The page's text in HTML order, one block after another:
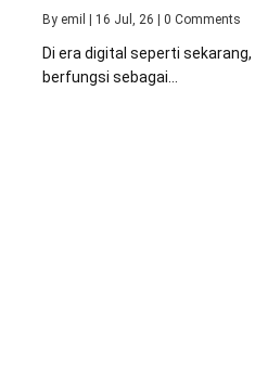
By emil 16 Jul, 26 0 Comments
Di era digital seperti
berfungsi sebagai…